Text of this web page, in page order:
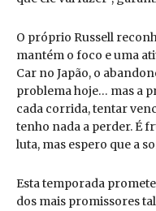
O próprio Russell
mantém o foco e uma
Car no Japão, o
problema hoje… mas a
cada corrida, tentar
tenho nada a perder. É
luta, mas espero que a
Esta temporada
dos mais promissores